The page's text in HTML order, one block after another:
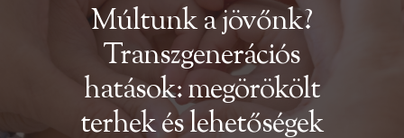
Múltunk a jövőnk?
Transzgenerációs
hatások: megörökölt
terhek és lehetőségek